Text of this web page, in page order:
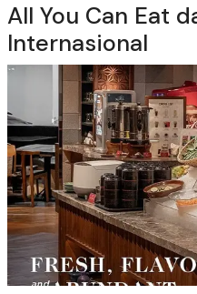
All You Can Eat
Internasional